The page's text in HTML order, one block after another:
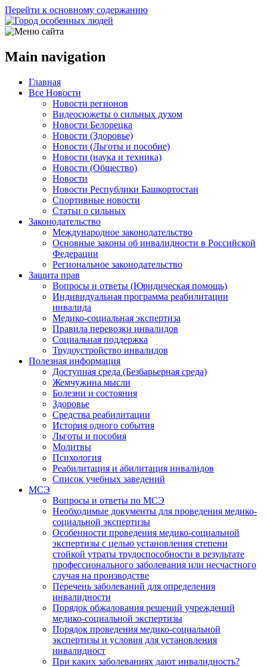
Перейти к основному содержанию
Main navigation
Главная
Все Новости
Новости регионов
Видеосюжеты о сильных духом
Новости Белорецка
Новости (Здоровье)
Новости (Льготы и пособие)
Новости (наука и техника)
Новости (Общество)
Новости
Новости Республики Башкортостан
Спортивные новости
Статьи о сильных
Законодательство
Международное законодательство
Основные законы об инвалидности в Российской
Федерации
Региональное законодательство
Защита прав
Вопросы и ответы (Юридическая помощь)
Индивидуальная программа реабилитации
инвалида
Медико-социальная экспертиза
Правила перевозки инвалидов
Социальная поддержка
Трудоустройство инвалидов
Полезная информация
Доступная среда (Безбарьерная среда)
Жемчужина мысли
Болезни и состояния
Здоровье
Средства реабилитации
История одного события
Льготы и пособия
Молитвы
Психология
Реабилитация и абилитация инвалидов
Список учебных заведений
МСЭ
Вопросы и ответы по МСЭ
Необходимые документы для проведения медико-
социальной экспертизы
Особенности проведения медико-социальной
экспертизы с целью установления степени
стойкой утраты трудоспособности в результате
профессионального заболевания или несчастного
случая на производстве
Перечень заболеваний для определения
инвалидности
Порядок обжалования решений учреждений
медико-социальной экспертизы
Порядок проведения медико-социальной
экспертизы и условия для установления
инвалидност
При каких заболеваниях дают инвалидность?